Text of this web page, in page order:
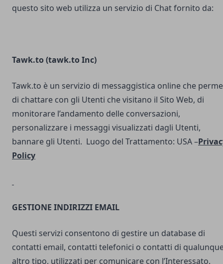
questo sito web utilizza un servizio di Chat fornito da:
Tawk.to (tawk.to Inc)
Tawk.to è un servizio di messaggistica online che
di chattare con gli Utenti che visitano il Sito Web, di
monitorare l’andamento delle conversazioni,
personalizzare i messaggi visualizzati dagli Utenti,
bannare gli Utenti. Luogo del Trattamento: USA –
Policy
GESTIONE INDIRIZZI EMAIL
Questi servizi consentono di gestire un database di
contatti email, contatti telefonici o contatti di
altro tipo, utilizzati per comunicare con l’Interessato.